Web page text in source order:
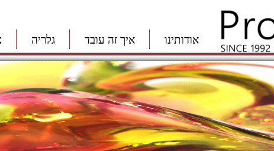
אודותינו איך זה עובד גלריה